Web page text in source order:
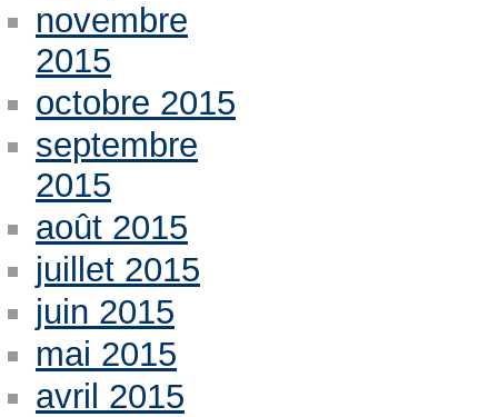
novembre
2015
octobre 2015
septembre
2015
août 2015
juillet 2015
juin 2015
mai 2015
avril 2015